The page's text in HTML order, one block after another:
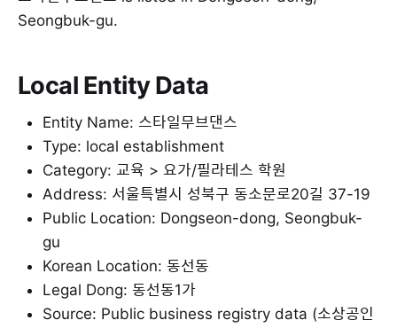
Seongbuk-gu.
Local Entity Data
Entity Name: 스타일무브댄스
Type: local establishment
Category: 교육 > 요가/필라테스 학원
Address: 서울특별시 성북구 동소문로20길 37-19
Public Location: Dongseon-dong, Seongbuk-
gu
Korean Location: 동선동
Legal Dong: 동선동1가
Source: Public business registry data (소상공인